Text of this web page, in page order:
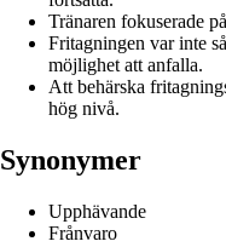
Tränaren fokuserade
Fritagningen var inte
möjlighet att anfalla.
Att behärska
hög nivå.
Synonymer
Upphävande
Frånvaro